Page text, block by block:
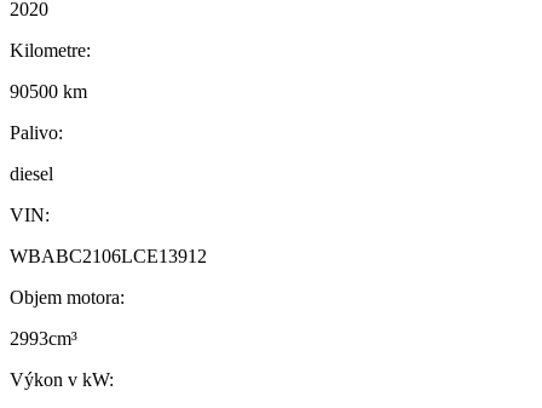
2020
Kilometre:
90500 km
Palivo:
diesel
VIN:
WBABC2106LCE13912
Objem motora:
2993cm³
Výkon v kW: